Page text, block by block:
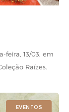
feira, 13/03, em
Raízes.
EVENTOS